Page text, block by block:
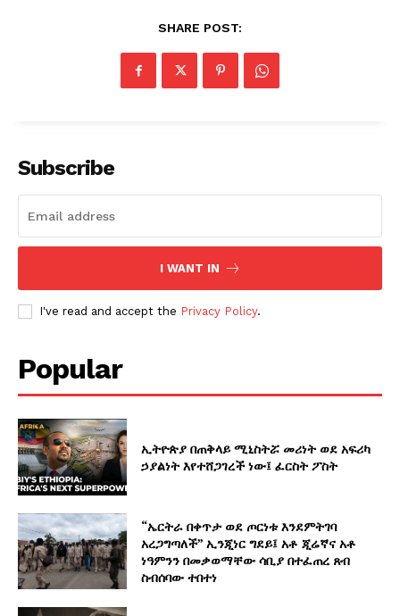
SHARE POST:
Subscribe
I WANT IN
I've read and accept the Privacy Policy.
Popular
ኢትዮጵያ በጠቅላይ ሚኒስትሯ መሪነት ወደ አፍሪካ
ኃያልነት እየተሸጋገረች ነው፤ ፈርስት ፖስት
“ኤርትራ በቀጥታ ወደ ጦርነቱ እንደምትገባ
አረጋግጣለች” ኢንጂነር ግደይ፤ አቶ ጂሬኛና አቶ
ነዓምንን በመቃወማቸው ሳቢያ በተፈጠረ ጸብ
ስብሰባው ተበተነ